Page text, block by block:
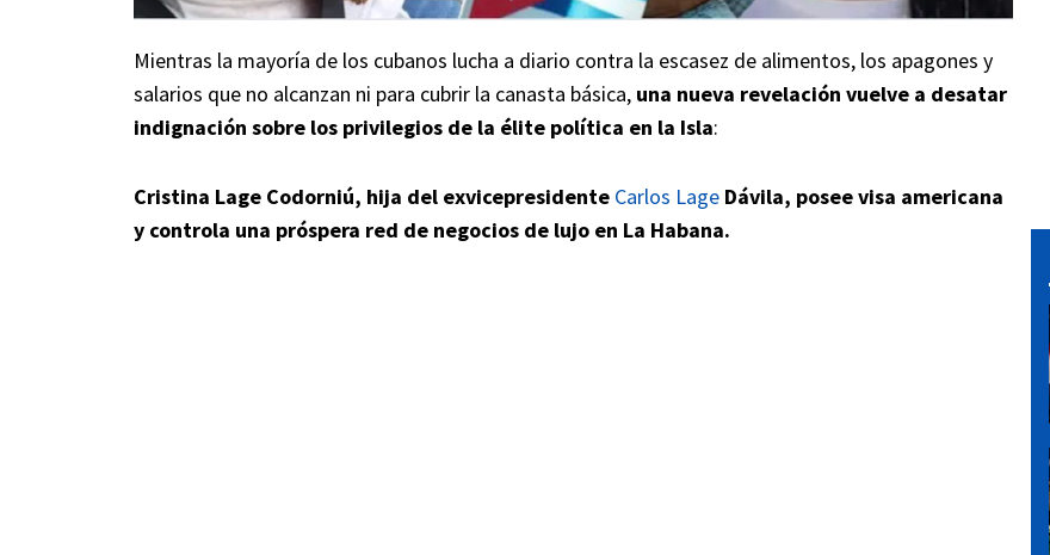
Mientras la mayoría de los cubanos lucha a diario contra la escasez de alimentos, los apagones y
salarios que no alcanzan ni para cubrir la canasta básica, una nueva revelación vuelve a desatar
indignación sobre los privilegios de la élite política en la Isla:
Cristina Lage Codorniú, hija del exvicepresidente Carlos Lage Dávila, posee visa americana
y controla una próspera red de negocios de lujo en La Habana.